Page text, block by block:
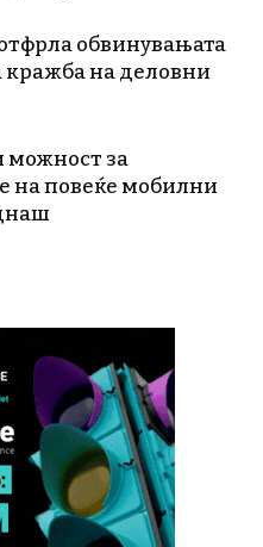
обвинувањата
кражба на деловни
можност за
на повеќе мобилни